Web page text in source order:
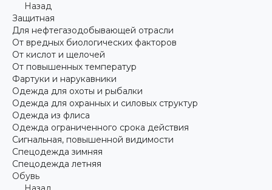
Назад
Защитная
Для нефтегазодобывающей отрасли
От вредных биологических факторов
От кислот и щелочей
От повышенных температур
Фартуки и нарукавники
Одежда для охоты и рыбалки
Одежда для охранных и силовых структур
Одежда из флиса
Одежда ограниченного срока действия
Сигнальная, повышенной видимости
Спецодежда зимняя
Спецодежда летняя
Обувь